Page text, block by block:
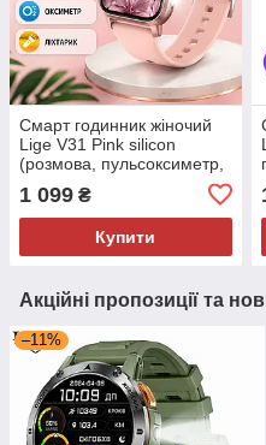
Смарт годинник жіночий
Lige V31 Pink silicon
(розмова, пульсоксиметр,
1 099 ₴
Купити
Акційні пропозиції та
–11%